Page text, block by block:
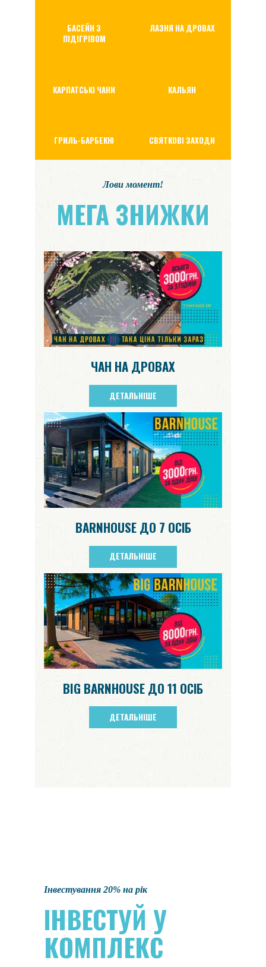
БАСЕЙН З
ПІДІГРІВОМ
ЛАЗНЯ НА ДРОВАХ
КАРПАТСЬКІ ЧАНИ КАЛЬЯН
ГРИЛЬ-БАРБЕКЮ СВЯТКОВІ ЗАХОДИ
Лови момент!
МЕГА ЗНИЖКИ
ЧАН НА ДРОВАХ
ДЕТАЛЬНІШЕ
BARNHOUSE ДО 7 ОСІБ
ДЕТАЛЬНІШЕ
BIG BARNHOUSE ДО 11 ОСІБ
ДЕТАЛЬНІШЕ
Інвестування 20% на рік
ІНВЕСТУЙ У
КОМПЛЕКС